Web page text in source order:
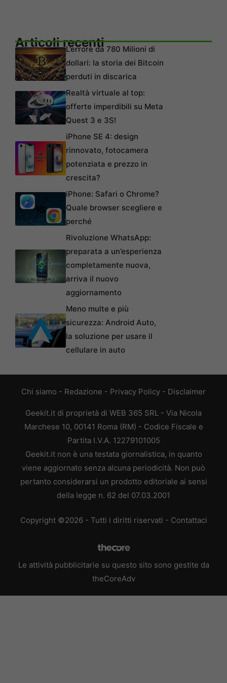
Articoli recentiL’errore da 780 Milioni di
dollari: la storia dei Bitcoin
perduti in discarica
Realtà virtuale al top:
offerte imperdibili su Meta
Quest 3 e 3S!
iPhone SE 4: design
rinnovato, fotocamera
potenziata e prezzo in
crescita?
iPhone: Safari o Chrome?
Quale browser scegliere e
perché
Rivoluzione WhatsApp:
preparata a un’esperienza
completamente nuova,
arriva il nuovo
aggiornamento
Meno multe e più
sicurezza: Android Auto,
la soluzione per usare il
cellulare in auto
Chi siamo - Redazione - Privacy Policy - Disclaimer
Geekit.it di proprietà di WEB 365 SRL - Via Nicola
Marchese 10, 00141 Roma (RM) - Codice Fiscale e
Partita I.V.A. 12279101005
Geekit.it non è una testata giornalistica, in quanto
viene aggiornato senza alcuna periodicità. Non può
pertanto considerarsi un prodotto editoriale ai sensi
della legge n. 62 del 07.03.2001
Copyright ©2026 - Tutti i diritti riservati - Contattaci
Le attività pubblicitarie su questo sito sono gestite da
theCoreAdv